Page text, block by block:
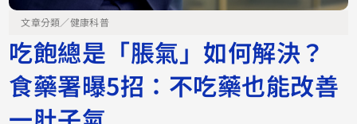
文章分類／健康科普
吃飽總是「脹氣」如何解決？
食藥署曝5招：不吃藥也能改善